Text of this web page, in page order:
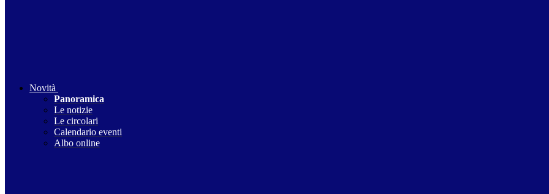
Novità
Panoramica
Le notizie
Le circolari
Calendario eventi
Albo online